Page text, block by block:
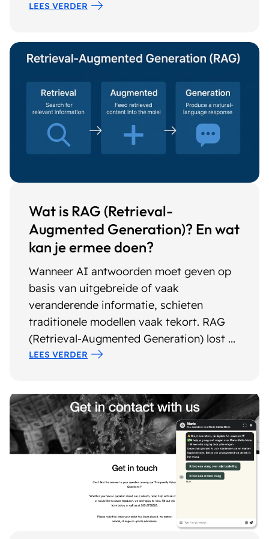
LEES VERDER
Wat is RAG (Retrieval-
Augmented Generation)? En wat
kan je ermee doen?
Wanneer AI antwoorden moet geven op
basis van uitgebreide of vaak
veranderende informatie, schieten
traditionele modellen vaak tekort. RAG
(Retrieval-Augmented Generation) lost ...
LEES VERDER